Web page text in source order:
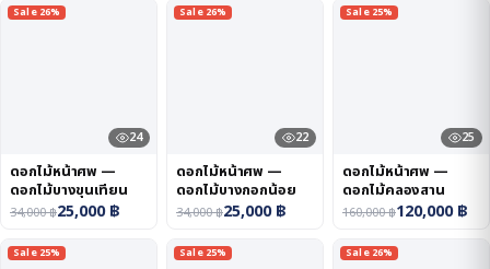
Sale 26%
24
ดอกไม้หน้าศพ —
ดอกไม้บางขุนเทียน
34,000฿25,000฿
Sale 26%
22
ดอกไม้หน้าศพ —
ดอกไม้บางกอกน้อย
34,000฿25,000฿
Sale 25%
25
ดอกไม้หน้าศพ —
ดอกไม้คลองสาน
160,000฿120,000฿
Sale 25% Sale 25% Sale 26%